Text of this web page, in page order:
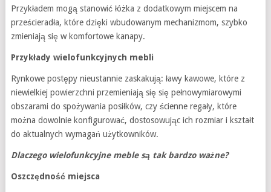
Przykładem mogą stanowić łóżka z dodatkowym miejscem na
prześcieradła, które dzięki wbudowanym mechanizmom, szybko
zmieniają się w komfortowe kanapy.
Przykłady wielofunkcyjnych mebli
Rynkowe postępy nieustannie zaskakują: ławy kawowe, które z
niewielkiej powierzchni przemieniają się się pełnowymiarowymi
obszarami do spożywania posiłków, czy ścienne regały, które
można dowolnie konfigurować, dostosowując ich rozmiar i kształt
do aktualnych wymagań użytkowników.
Dlaczego wielofunkcyjne meble są tak bardzo ważne?
Oszczędność miejsca